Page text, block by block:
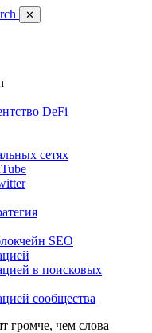
✕
DeFi
сетях
SEO
в поисковых
сообщества
громче, чем слова